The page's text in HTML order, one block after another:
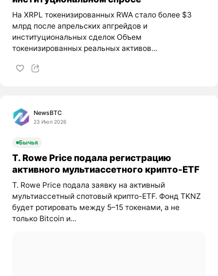
На XRPL токенизированных RWA стало более $3
млрд после апрельских апгрейдов и
институциональных сделок Объем
токенизированных реальных активов...
NewsBTC
23 Июл 2026
Бычья
T. Rowe Price подала регистрацию
активного мультиассетного крипто-ETF
T. Rowe Price подала заявку на активный
мультиассетный спотовый крипто-ETF. Фонд TKNZ
будет ротировать между 5–15 токенами, а не
только Bitcoin и...